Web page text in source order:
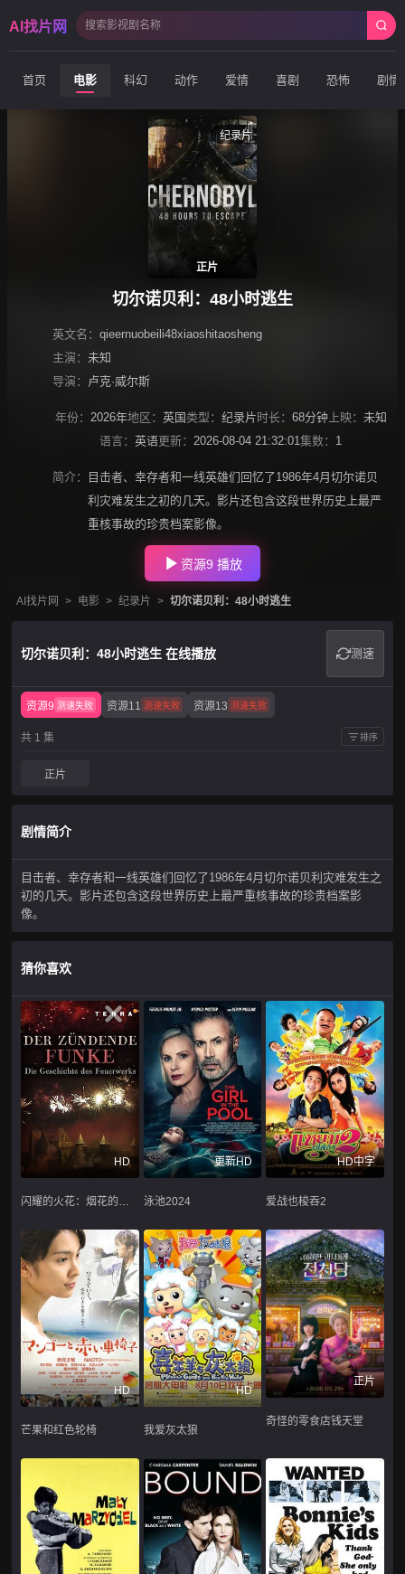
AI找片网
首页 电影 科幻 动作 爱情 喜剧 恐怖 剧情
纪录片
正片
切尔诺贝利：48小时逃生
英文名： qieernuobeili48xiaoshitaosheng
主演： 未知
导演： 卢克·威尔斯
年份： 2026年地区： 英国 类型： 纪录片 时长： 68分钟上映： 未知
语言： 英语更新： 2026-08-04 21:32:01集数： 1
简介：
目击者、幸存者和一线英雄们回忆了1986年4月切尔诺贝
利灾难发生之初的几天。影片还包含这段世界历史上最严
重核事故的珍贵档案影像。
资源9 播放
AI找片网 > 电影 > 纪录片 > 切尔诺贝利：48小时逃生
切尔诺贝利：48小时逃生 在线播放 测速
资源9 测速失败 资源11 测速失败 资源13 测速失败
共 1 集 排序
正片
剧情简介
目击者、幸存者和一线英雄们回忆了1986年4月切尔诺贝利灾难发生之
初的几天。影片还包含这段世界历史上最严重核事故的珍贵档案影
像。
猜你喜欢
HD
闪耀的火花：烟花的历史
更新HD
泳池2024
HD中字
爱战也梭吞2
HD
芒果和红色轮椅
HD
我爱灰太狼
正片
奇怪的零食店钱天堂